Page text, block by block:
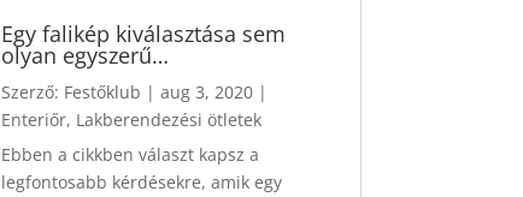
Egy falikép kiválasztása sem
olyan egyszerű…
Szerző: Festőklub | aug 3, 2020|
Enteriőr, Lakberendezési ötletek
Ebben a cikkben választ kapsz a
legfontosabb kérdésekre, amik egy